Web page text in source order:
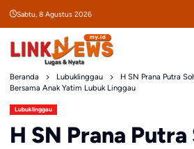
Sabtu, 8 Agustus 2026
Beranda Lubuklinggau
H SN Prana Putra
Bersama Anak Yatim Lubuk Linggau
Lubuklinggau
H SN Prana Putra